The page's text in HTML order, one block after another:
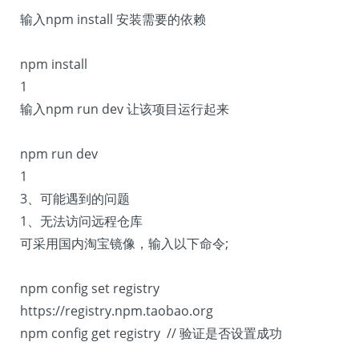
输入npm install 安装需要的依赖
npm install
1
输入npm run dev 让该项目运行起来
npm run dev
1
3、可能遇到的问题
1、无法访问远程仓库
可采用国内淘宝镜像，输入以下命令;
npm config set registry
https://registry.npm.taobao.org
npm config get registry // 验证是否设置成功